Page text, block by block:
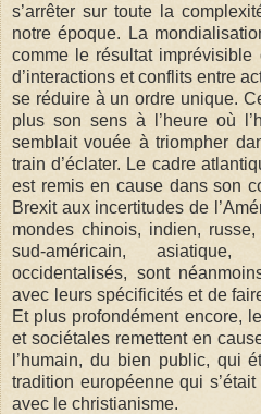
s’arrêter sur toute la
notre époque. La
comme le résultat imprévisible
d’interactions et conflits entre
se réduire à un ordre unique.
plus son sens à l’heure où
semblait vouée à triompher
train d’éclater. Le cadre
est remis en cause dans son
Brexit aux incertitudes de
mondes chinois, indien,
sud-américain,
occidentalisés, sont
avec leurs spécificités et de
Et plus profondément encore,
et sociétales remettent en
l’humain, du bien public, qui
tradition européenne qui
avec le christianisme.